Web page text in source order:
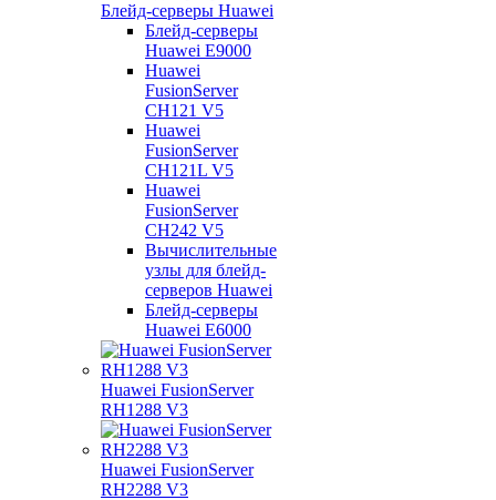
Блейд-серверы Huawei
Блейд-серверы
Huawei E9000
Huawei
FusionServer
CH121 V5
Huawei
FusionServer
CH121L V5
Huawei
FusionServer
CH242 V5
Вычислительные
узлы для блейд-
серверов Huawei
Блейд-серверы
Huawei E6000
Huawei FusionServer
RH1288 V3
Huawei FusionServer
RH2288 V3